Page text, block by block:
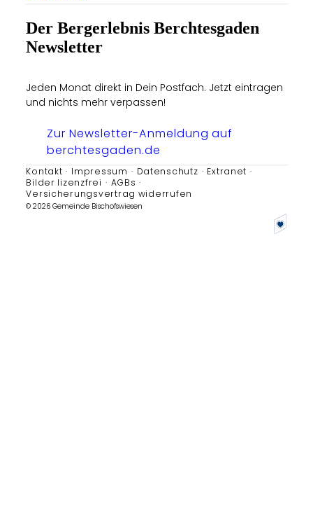
Der Bergerlebnis Berchtesgaden
Newsletter
Jeden Monat direkt in Dein Postfach. Jetzt eintragen
und nichts mehr verpassen!
Zur Newsletter-Anmeldung auf
berchtesgaden.de
Kontakt Impressum Datenschutz
Extranet
Bilder lizenzfrei
AGBs
Versicherungsvertrag widerrufen
© 2026 Gemeinde Bischofswiesen